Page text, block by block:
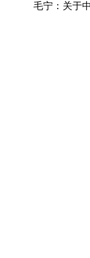
毛宁：关于